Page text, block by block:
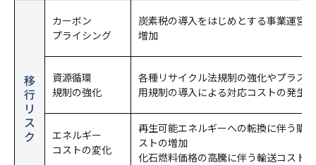
移
行
リ
ス
ク
カーボン
プライシング
炭素税の導入をはじめとする事業運営
増加
資源循環
規制の強化
各種リサイクル法規制の強化やプラス
用規制の導入による対応コストの発生
エネルギー
コストの変化
再生可能エネルギーへの転換に伴う購
ストの増加
化石燃料価格の高騰に伴う輸送コスト